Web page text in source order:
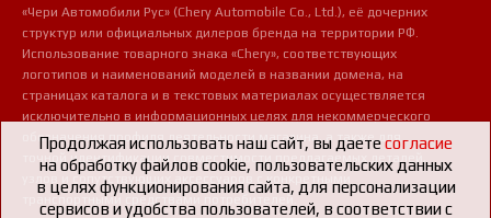
«Чери Автомобили Рус» (Chery Automobile Co., Ltd.), её дочерних
структур или официальных дилеров бренда на территории РФ.
Использование товарного знака «Chery», соответствующих
логотипов и наименований моделей в названии домена, на
страницах каталога и в текстовых материалах осуществляется
исключительно в информационных целях для некоммерческого
обозначения профиля деятельности магазина, а также для
точной идентификации совместимости предлагаемых деталей,
узлов и сопутствующих аксессуаров с конкретными
транспортными средствами потребителей.
Продолжая использовать наш сайт, вы даетесогласие
на обработку файлов cookie, пользовательских данных
в целях функционирования сайта, для персонализации
сервисов и удобства пользователей, в соответствии с